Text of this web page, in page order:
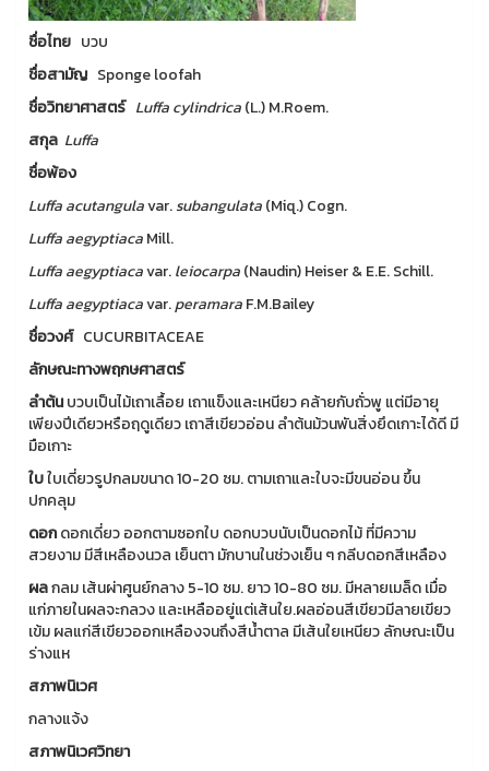
ชื่อไทย บวบ
ชื่อสามัญ Sponge loofah
ชื่อวิทยาศาสตร์ Luffacylindrica(L.) M.Roem.
สกุล Luffa
ชื่อพ้อง
Luffaacutangulavar.subangulata(Miq.) Cogn.
LuffaaegyptiacaMill.
Luffaaegyptiacavar.leiocarpa(Naudin) Heiser & E.E. Schill.
Luffaaegyptiacavar.peramaraF.M.Bailey
ชื่อวงศ์ CUCURBITACEAE
ลักษณะทางพฤกษศาสตร์
ลำต้นบวบเป็นไม้เถาเลื้อย เถาแข็งและเหนียว คล้ายกับถั่วพู แต่มีอายุ
เพียงปีเดียวหรือฤดูเดียว เถาสีเขียวอ่อน ลำต้นม้วนพันสิ่งยึดเกาะได้ดี มี
มือเกาะ
ใบใบเดี่ยวรูปกลมขนาด 10-20 ซม. ตามเถาและใบจะมีขนอ่อน ขึ้น
ปกคลุม
ดอกดอกเดี่ยว ออกตามซอกใบ ดอกบวบนับเป็นดอกไม้ ที่มีความ
สวยงาม มีสีเหลืองนวล เย็นตา มักบานในช่วงเย็น ๆ กลีบดอกสีเหลือง
ผลกลม เส้นผ่าศูนย์กลาง 5-10 ซม. ยาว 10-80 ซม. มีหลายเมล็ด เมื่อ
แก่ภายในผลจะกลวง และเหลืออยู่แต่เส้นใย.ผลอ่อนสีเขียวมีลายเขียว
เข้ม ผลแก่สีเขียวออกเหลืองจนถึงสีน้ำตาล มีเส้นใยเหนียว ลักษณะเป็น
ร่างแห
สภาพนิเวศ
กลางแจ้ง
สภาพนิเวศวิทยา